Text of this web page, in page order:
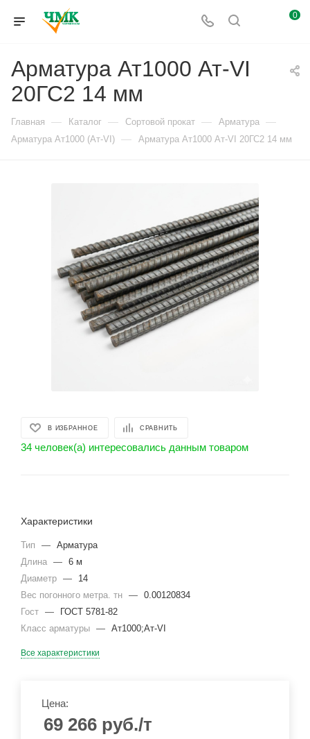
0
Арматура Ат1000 Ат-VI
20ГС2 14 мм
Главная — Каталог — Сортовой прокат — Арматура —
Арматура Ат1000 (Ат-VI) — Арматура Ат1000 Ат-VI 20ГС2 14 мм
В ИЗБРАННОЕ СРАВНИТЬ
34 человек(а) интересовались данным товаром
Характеристики
Тип — Арматура
Длина — 6 м
Диаметр —
14
Вес погонного метра. тн — 0.00120834
Гост —
ГОСТ 5781-82
Класс арматуры — Ат1000;Ат-VI
Все характеристики
Цена:
69 266 руб./т